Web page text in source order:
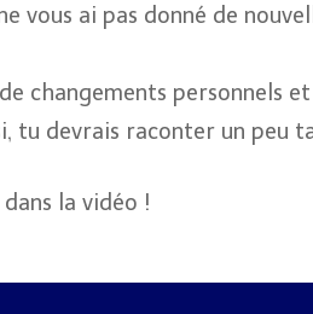
vous ai pas donné de
changements personnels
tu devrais raconter un peu
la vidéo !